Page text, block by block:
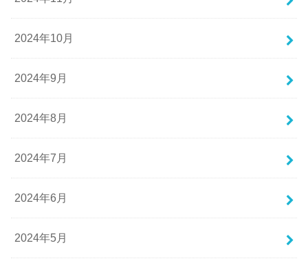
2024年10月
2024年9月
2024年8月
2024年7月
2024年6月
2024年5月